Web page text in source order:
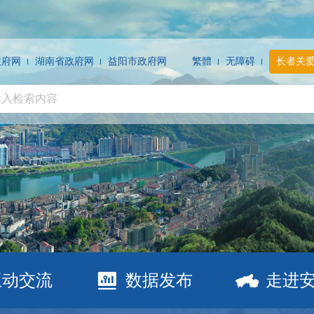
网 湖南省政府网 益阳市政府网 繁體 无障碍 长者关
交流 数据发布 走进